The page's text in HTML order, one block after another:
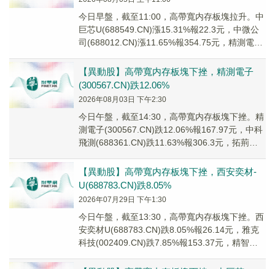
今日早盤，截至11:00，高帶寬内存板塊拉升。中
巨芯U(688549.CN)漲15.31%報22.3元，中微公
司(688012.CN)漲11.65%報354.75元，精測電子
【異動股】高帶寬内存板塊下挫，精測電子
(300567.CN)跌12.06%
2026年08月03日 下午2:30
今日午盤，截至14:30，高帶寬内存板塊下挫。精
測電子(300567.CN)跌12.06%報167.97元，中科
飛測(688361.CN)跌11.63%報306.3元，拓荊科
【異動股】高帶寬内存板塊下挫，西安奕材-
U(688783.CN)跌8.05%
2026年07月29日 下午1:30
今日午盤，截至13:30，高帶寬内存板塊下挫。西
安奕材U(688783.CN)跌8.05%報26.14元，雅克
科技(002409.CN)跌7.85%報153.37元，精智達